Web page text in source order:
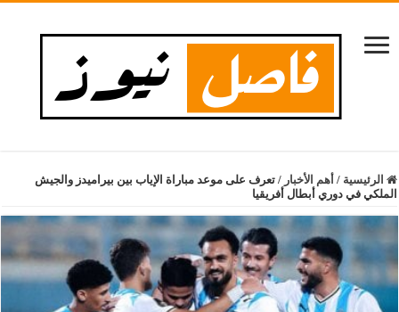
الرئيسية / أهم الأخبار / تعرف على موعد مباراة الإياب بين بيراميدز والجيش
الملكي في دوري أبطال أفريقيا